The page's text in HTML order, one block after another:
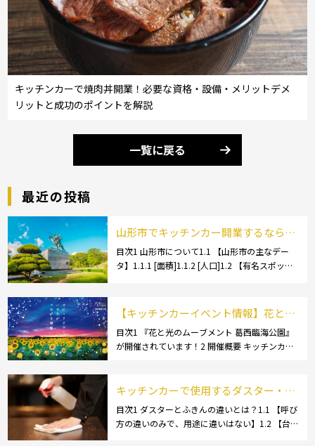
キッチンカーで焼肉丼開業！必要な資格・設備・メリットデメ
リットと成功のポイントを解説
一覧に戻る
最近の投稿
山形市でキッチンカー開業するなら格
安のレンタル・リース！営業許可取得
の流れも解説！
目次1 山形市について1.1 【山形市の主なデー
タ】1.1.1 [面積]1.1.2 [人口]1.2 【有名スポッ
【キッチンカーイベント情報】花と光
のムーブメント 葛西臨海公園が開催さ
れています！
目次1 『花と光のムーブメント 葛西臨海公園』
が開催されています！2 開催概要 キッチンカー
ルメイベントが催されています。 開業前にキ
キッチンカーで使用するダスター・ふ
きんの選び方とは？おすすめ商品3選
も紹介！
目次1 ダスターとふきんの違いとは？1.1 【呼び
方の違いのみで、用途に違いはない】1.2 【台